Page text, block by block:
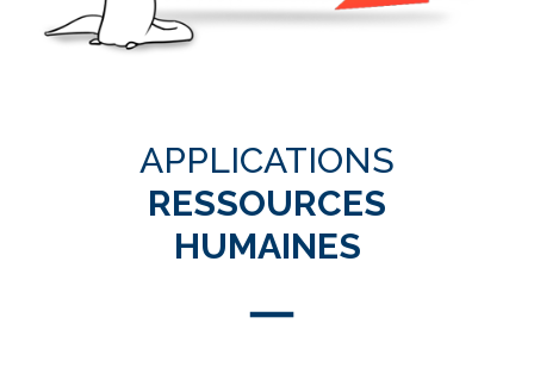
APPLICATIONS
RESSOURCES
HUMAINES